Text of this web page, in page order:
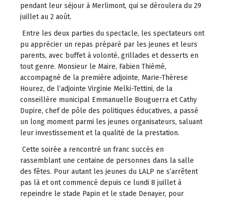
pendant leur séjour à Merlimont, qui se déroulera du 29
juillet au 2 août.
Entre les deux parties du spectacle, les spectateurs ont
pu apprécier un repas préparé par les jeunes et leurs
parents, avec buffet à volonté, grillades et desserts en
tout genre. Monsieur le Maire, Fabien Thiémé,
accompagné de la première adjointe, Marie-Thèrese
Hourez, de l’adjointe Virginie Melki-Tettini, de la
conseillère municipal Emmanuelle Bouguerra et Cathy
Dupire, chef de pôle des politiques éducatives, a passé
un long moment parmi les jeunes organisateurs, saluant
leur investissement et la qualité de la prestation.
Cette soirée a rencontré un franc succès en
rassemblant une centaine de personnes dans la salle
des fêtes. Pour autant les jeunes du LALP ne s’arrêtent
pas là et ont commencé depuis ce lundi 8 juillet à
repeindre le stade Papin et le stade Denayer, pour